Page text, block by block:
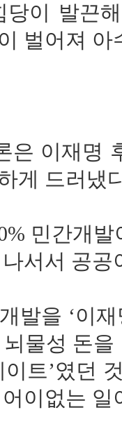
당이 발끈
벌어져
은 이재명
게 드러냈
민간개
서서 공
발을 ‘이
물성 돈
이트’였던
이없는 일